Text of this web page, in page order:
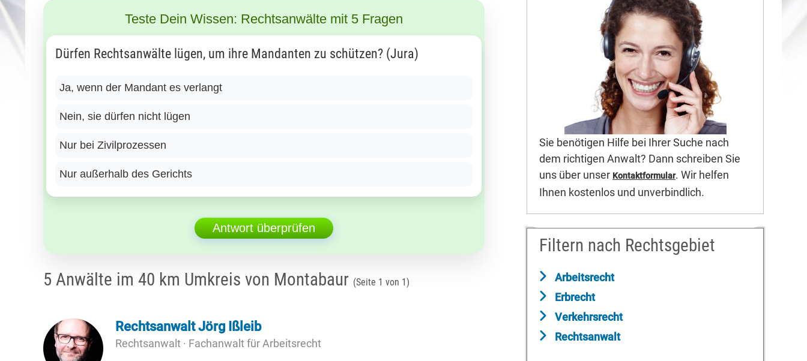
Teste Dein Wissen: Rechtsanwälte mit 5 Fragen
Dürfen Rechtsanwälte lügen, um ihre Mandanten zu schützen? (Jura)
Ja, wenn der Mandant es verlangt
Nein, sie dürfen nicht lügen
Nur bei Zivilprozessen
Nur außerhalb des Gerichts
Antwort überprüfen
5 Anwälte im 40 km Umkreis von Montabaur (Seite 1 von 1)
Rechtsanwalt Jörg Ißleib
Rechtsanwalt · Fachanwalt für Arbeitsrecht
Sie benötigen Hilfe bei Ihrer Suche nach
dem richtigen Anwalt? Dann schreiben Sie
uns über unser Kontaktformular. Wir helfen
Ihnen kostenlos und unverbindlich.
Filtern nach Rechtsgebiet
Arbeitsrecht
Erbrecht
Verkehrsrecht
Rechtsanwalt